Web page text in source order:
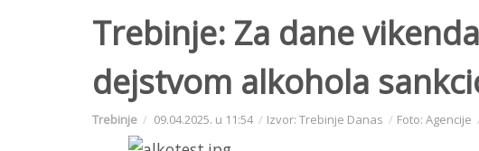
Trebinje: Za dane
dejstvom alkohola
Trebinje 09.04.2025. u 11:54 Izvor: Trebinje Danas Foto: Agencije